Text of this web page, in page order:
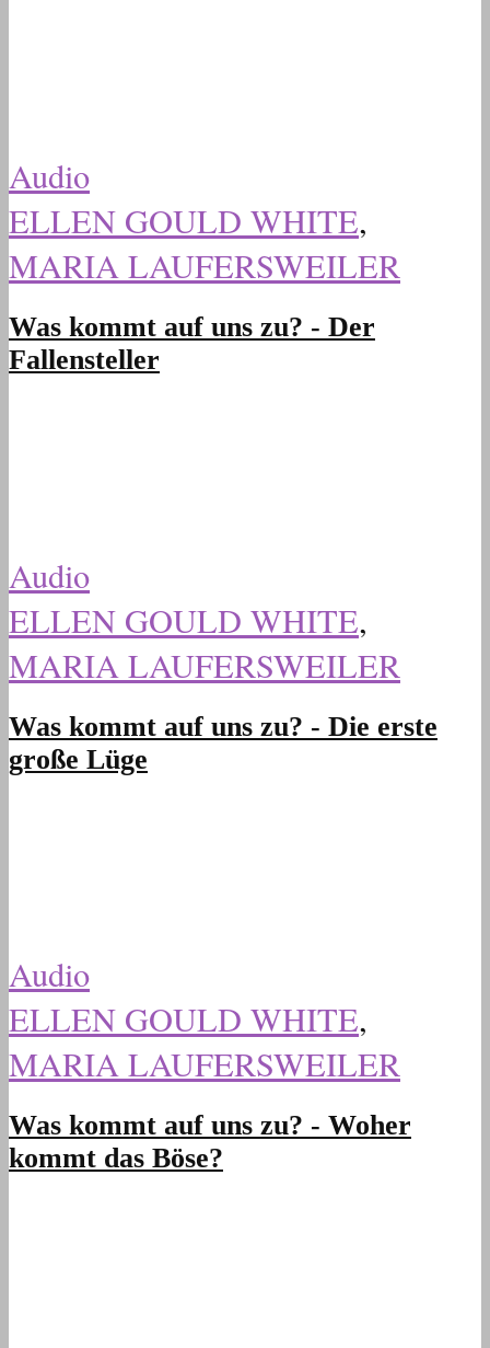
Audio
ELLEN GOULD WHITE,
MARIA LAUFERSWEILER
Was kommt auf uns zu? - Der
Fallensteller
Audio
ELLEN GOULD WHITE,
MARIA LAUFERSWEILER
Was kommt auf uns zu? - Die erste
große Lüge
Audio
ELLEN GOULD WHITE,
MARIA LAUFERSWEILER
Was kommt auf uns zu? - Woher
kommt das Böse?